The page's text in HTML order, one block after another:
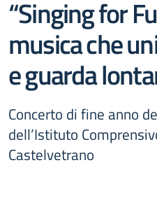
“Singing for
musica che
e guarda
Concerto di fine anno
dell’Istituto
Castelvetrano